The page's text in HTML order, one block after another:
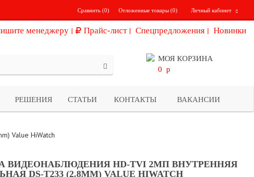
Личный кабинет
Отложенные товары (0)
Сравнить (0)
менеджеру Прайс-лист Спецпредложения Новинки
МОЯ КОРЗИНА
0 p
РЕШЕНИЯ СТАТЬИ КОНТАКТЫ ВАКАНСИИ
Value HiWatch
ВИДЕОНАБЛЮДЕНИЯ HD-TVI 2МП ВНУТРЕННЯЯ
DS-T233 (2.8MM) VALUE HIWATCH